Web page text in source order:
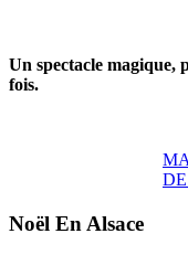
Un spectacle magique,
fois.
Noël En Alsace